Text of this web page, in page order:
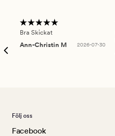
Bra Skickat
Ann-Christin M
2026-07-30
Följ oss
Facebook